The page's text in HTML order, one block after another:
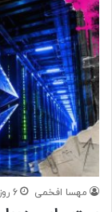
مهسا افخمی 6 روز پیش